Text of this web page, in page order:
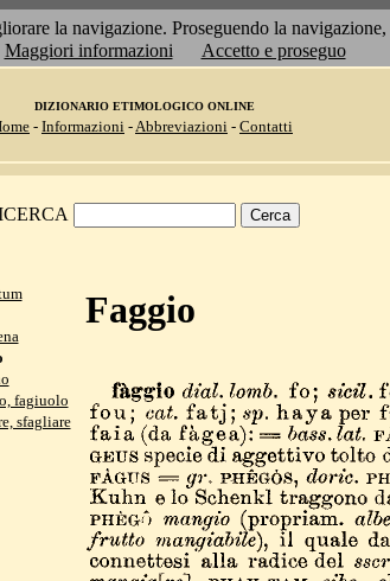
la navigazione. Proseguendo la
Maggiori informazioni Accetto e proseguo
DIZIONARIO ETIMOLOGICO ONLINE
- Informazioni -Abbreviazioni - Contatti
fagiuolo
sfagliare
Faggio